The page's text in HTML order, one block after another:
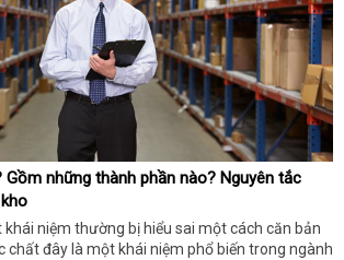
Gồm những thành phần nào? Nguyên tắc
khái niệm thường bị hiểu sai một cách căn bản
chất đây là một khái niệm phổ biến trong ngành